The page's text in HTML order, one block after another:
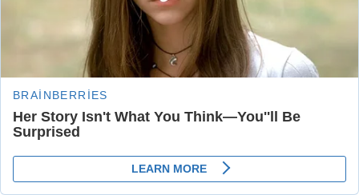
2023 seçimlerine kadar her çalışmayı bu anlayışla
yürüteceklerini ifade eden Erdoğan konuşmasını şöyle
sürdürdü:
“Eski Türkiye özlemiyle yanıp tutuşanların karşısına büyük
ve güçlü Türkiye hedefine daha sıkı şekilde sarılarak
çıkacağız. Ülkemizle ilgili özellikle sağlık, bunların